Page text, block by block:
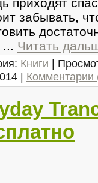
забывать,
... Читать
Книги |
| Комментарии